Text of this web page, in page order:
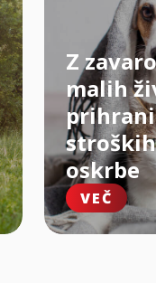
Z
malih
oskrbe
VEČ